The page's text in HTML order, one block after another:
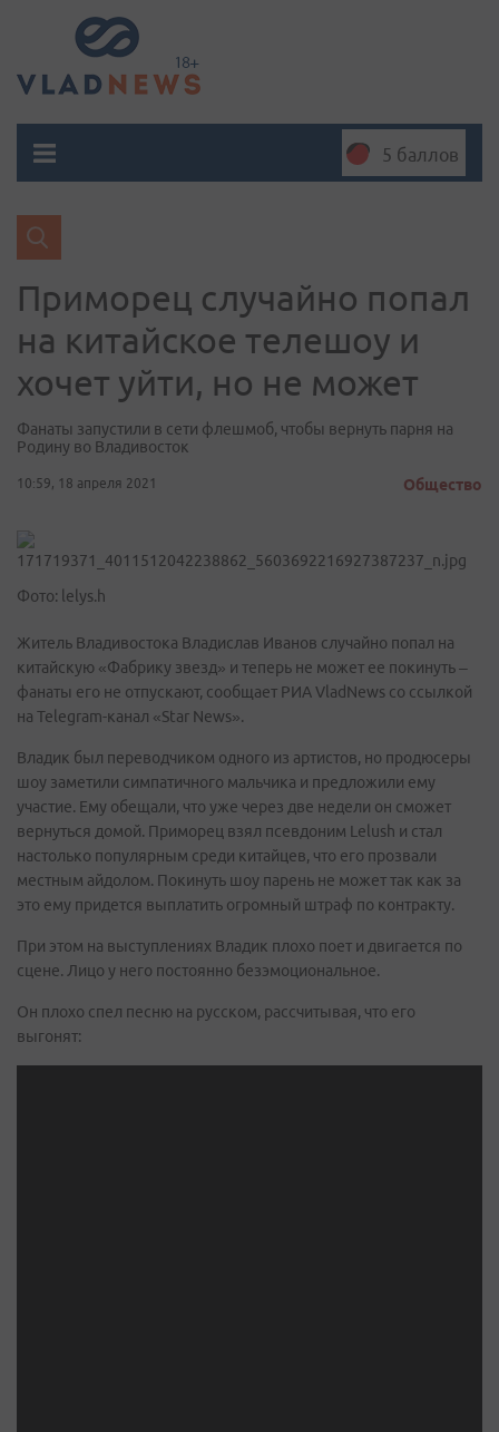
5 баллов
Приморец случайно попал
на китайское телешоу и
хочет уйти, но не может
Фанаты запустили в сети флешмоб, чтобы вернуть парня на
Родину во Владивосток
10:59, 18 апреля 2021 Общество
Фото: lelys.h
Житель Владивостока Владислав Иванов случайно попал на
китайскую «Фабрику звезд» и теперь не может ее покинуть –
фанаты его не отпускают, сообщает РИА VladNews со ссылкой
на Telegram-канал «Star News».
Владик был переводчиком одного из артистов, но продюсеры
шоу заметили симпатичного мальчика и предложили ему
участие. Ему обещали, что уже через две недели он сможет
вернуться домой. Приморец взял псевдоним Lelush и стал
настолько популярным среди китайцев, что его прозвали
местным айдолом. Покинуть шоу парень не может так как за
это ему придется выплатить огромный штраф по контракту.
При этом на выступлениях Владик плохо поет и двигается по
сцене. Лицо у него постоянно безэмоциональное.
Он плохо спел песню на русском, рассчитывая, что его
выгонят: